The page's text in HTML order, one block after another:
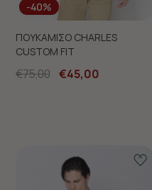
-40%
ΠΟΥΚΑΜΙΣΟ CHARLES
CUSTOM FIT
€75,00 €45,00